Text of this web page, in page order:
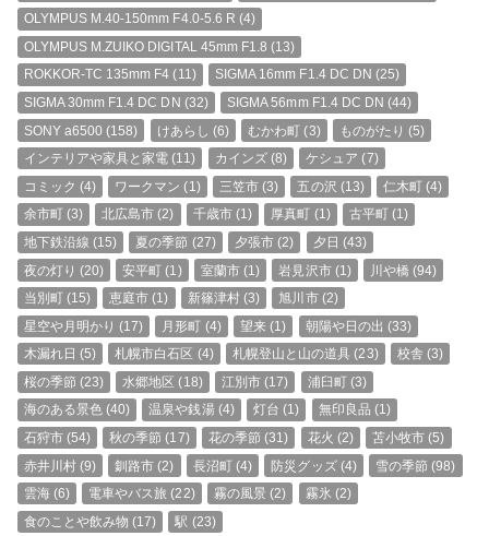
OLYMPUS M.40-150mm F4.0-5.6 R (4)
OLYMPUS M.ZUIKO DIGITAL 45mm F1.8 (13)
ROKKOR-TC 135mm F4 (11) SIGMA 16mm F1.4 DC DN (25)
SIGMA 30mm F1.4 DC DN (32) SIGMA 56mm F1.4 DC DN (44)
SONY a6500 (158) けあらし (6) むかわ町 (3) ものがたり (5)
インテリアや家具と家電 (11) カインズ(8) ケシュア (7)
コミック (4) ワークマン (1) 三笠市 (3) 五の沢 (13) 仁木町 (4)
余市町(3) 北広島市 (2) 千歳市(1) 厚真町 (1) 古平町 (1)
地下鉄沿線 (15) 夏の季節 (27) 夕張市 (2) 夕日 (43)
夜の灯り (20) 安平町 (1) 室蘭市(1) 岩見沢市(1) 川や橋 (94)
当別町(15) 恵庭市 (1) 新篠津村(3) 旭川市(2)
星空や月明かり (17) 月形町 (4) 望来 (1) 朝陽や日の出 (33)
木漏れ日 (5) 札幌市白石区 (4) 札幌登山と山の道具 (23) 校舎 (3)
桜の季節 (23) 水郷地区 (18) 江別市 (17) 浦臼町(3)
海のある景色(40) 温泉や銭湯(4) 灯台 (1) 無印良品 (1)
石狩市(54) 秋の季節 (17) 花の季節 (31) 花火 (2) 苫小牧市 (5)
赤井川村(9) 釧路市 (2) 長沼町(4) 防災グッズ(4) 雪の季節 (98)
雲海(6) 電車やバス旅 (22) 霧の風景 (2) 霧氷 (2)
食のことや飲み物 (17) 駅 (23)